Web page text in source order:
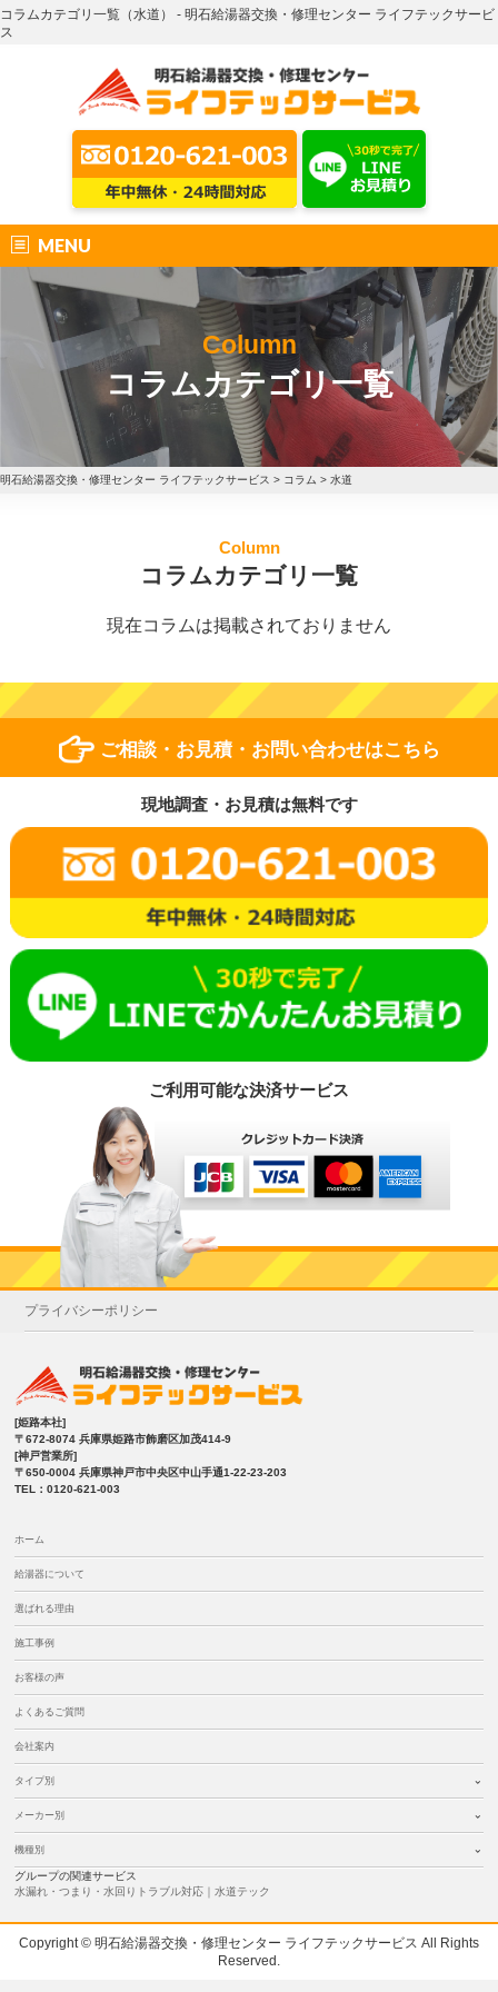
コラムカテゴリ一覧（水道） - 明石給湯器交換・修理センター ライフテックサービ
ス
MENU
Column
コラムカテゴリ一覧
明石給湯器交換・修理センター ライフテックサービス > コラム > 水道
Column
コラムカテゴリ一覧
現在コラムは掲載されておりません
ご相談・お見積・お問い合わせはこちら
現地調査・お見積は無料です
ご利用可能な決済サービス
プライバシーポリシー
[姫路本社]
〒672-8074 兵庫県姫路市飾磨区加茂414-9
[神戸営業所]
〒650-0004 兵庫県神戸市中央区中山手通1-22-23-203
TEL：0120-621-003
ホーム
給湯器について
選ばれる理由
施工事例
お客様の声
よくあるご質問
会社案内
タイプ別
メーカー別
機種別
グループの関連サービス
水漏れ・つまり・水回りトラブル対応｜水道テック
Copyright © 明石給湯器交換・修理センター ライフテックサービス All Rights
Reserved.